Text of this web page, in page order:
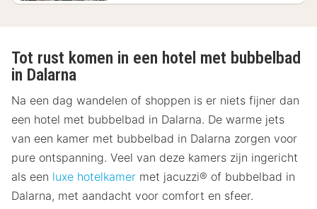
Tot rust komen in een hotel met bubbelbad
in Dalarna
Na een dag wandelen of shoppen is er niets fijner dan
een hotel met bubbelbad in Dalarna. De warme jets
van een kamer met bubbelbad in Dalarna zorgen voor
pure ontspanning. Veel van deze kamers zijn ingericht
als een luxe hotelkamer met jacuzzi® of bubbelbad in
Dalarna, met aandacht voor comfort en sfeer.